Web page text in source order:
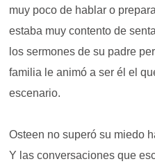
muy poco de hablar o
estaba muy contento de
los sermones de su padre
familia le animó a ser él el
escenario.
Osteen no superó su miedo
Y las conversaciones que